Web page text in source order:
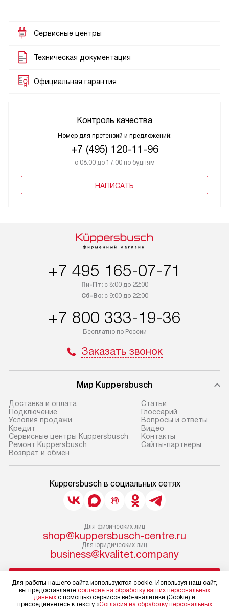
Сервисные центры
Техническая документация
Официальная гарантия
Контроль качества
Номер для претензий и предложений:
+7 (495) 120-11-96
с 08:00 до 17:00 по будням
НАПИСАТЬ
+7 495 165-07-71
Пн-Пт:с 8:00 до 22:00
Сб-Вс:с 9:00 до 22:00
+7 800 333-19-36
Бесплатно по России
Заказать звонок
Мир Kuppersbusch
Доставка и оплата
Подключение
Условия продажи
Кредит
Сервисные центры Kuppersbusch
Ремонт Kuppersbusch
Возврат и обмен
Cтатьи
Глоссарий
Вопросы и ответы
Видео
Контакты
Сайты-партнеры
Kuppersbusch в социальных сетях
Для физических лиц
shop@kuppersbusch-centre.ru
Для юридических лиц
business@kvalitet.company
Политика конфиденциальности
Для работы нашего сайта используются cookie. Используя наш сайт,
вы предоставляете согласие на обработку ваших персональных
данных с помощью сервисов веб-аналитики (Cookie) и
присоединяетесь к тексту «Согласия на обработку персональных